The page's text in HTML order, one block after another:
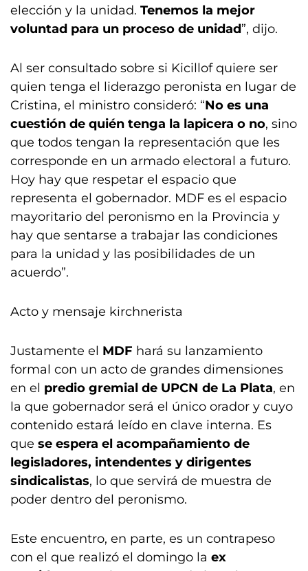
elección y la unidad. Tenemos la mejor
voluntad para un proceso de unidad”, dijo.
Al ser consultado sobre si Kicillof quiere ser
quien tenga el liderazgo peronista en lugar de
Cristina, el ministro consideró: “No es una
cuestión de quién tenga la lapicera o no, sino
que todos tengan la representación que les
corresponde en un armado electoral a futuro.
Hoy hay que respetar el espacio que
representa el gobernador. MDF es el espacio
mayoritario del peronismo en la Provincia y
hay que sentarse a trabajar las condiciones
para la unidad y las posibilidades de un
acuerdo”.
Acto y mensaje kirchnerista
Justamente el MDF hará su lanzamiento
formal con un acto de grandes dimensiones
en el predio gremial de UPCN de La Plata, en
la que gobernador será el único orador y cuyo
contenido estará leído en clave interna. Es
que se espera el acompañamiento de
legisladores, intendentes y dirigentes
sindicalistas, lo que servirá de muestra de
poder dentro del peronismo.
Este encuentro, en parte, es un contrapeso
con el que realizó el domingo la ex